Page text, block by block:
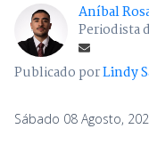
Aníbal
Periodista
Publicado porLindy
Sábado 08 Agosto,